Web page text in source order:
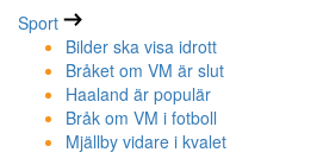
Sport
Bilder ska visa idrott
Bråket om VM är slut
Haaland är populär
Bråk om VM i fotboll
Mjällby vidare i kvalet